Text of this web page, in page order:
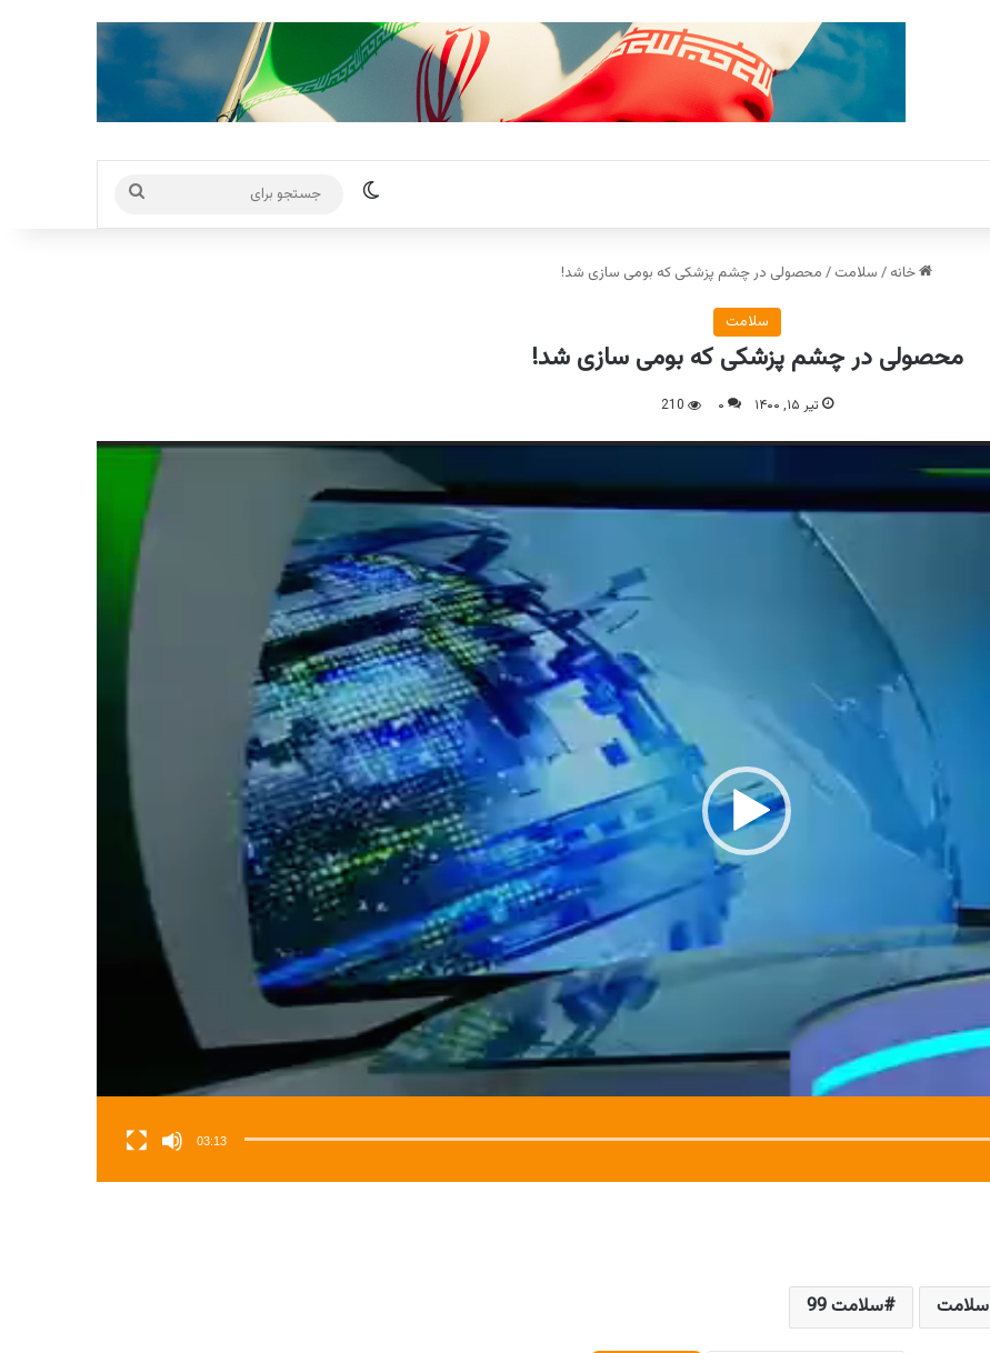
تغییر پوسته
برای
خانه / سلامت / محصولی در چشم پزشکی که بومی سازی شد!
سلامت
محصولی در چشم پزشکی که بومی سازی شد!
تیر ۱۵, ۱۴۰۰ ۰ 210
03:13
سلامت سلامت 99